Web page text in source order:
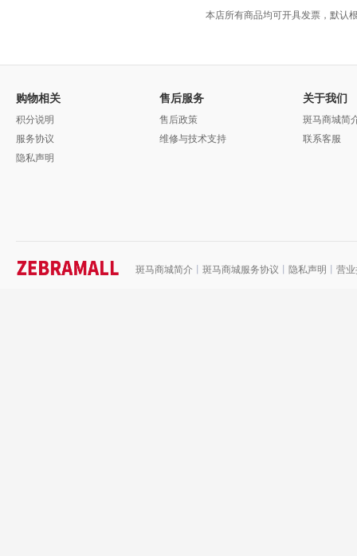
本店所有商品均可开具发票，默认
购物相关
积分说明
服务协议
隐私声明
售后服务
售后政策
维修与技术支持
关于我们
斑马商城简
联系客服
斑马商城简介 丨 斑马商城服务协议 丨 隐私声明 丨 营